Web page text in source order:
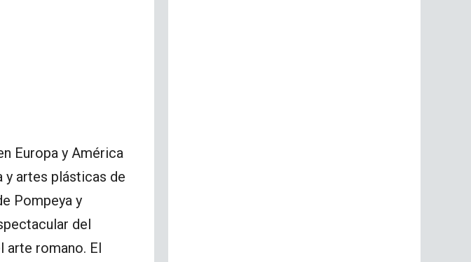
Europa y América
y artes plásticas de
Pompeya y
del
arte romano. El